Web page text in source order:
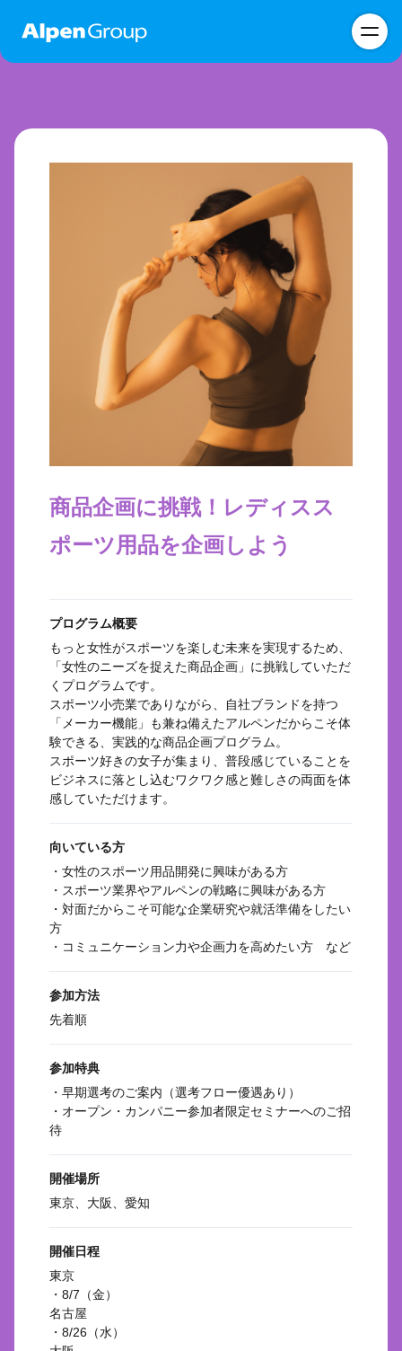
商品企画に挑戦！レディスス
ポーツ用品を企画しよう
プログラム概要
もっと女性がスポーツを楽しむ未来を実現するため、
「女性のニーズを捉えた商品企画」に挑戦していただ
くプログラムです。
スポーツ小売業でありながら、自社ブランドを持つ
「メーカー機能」も兼ね備えたアルペンだからこそ体
験できる、実践的な商品企画プログラム。
スポーツ好きの女子が集まり、普段感じていることを
ビジネスに落とし込むワクワク感と難しさの両面を体
感していただけます。
向いている方
・女性のスポーツ用品開発に興味がある方
・スポーツ業界やアルペンの戦略に興味がある方
・対面だからこそ可能な企業研究や就活準備をしたい
方
・コミュニケーション力や企画力を高めたい方 など
参加方法
先着順
参加特典
・早期選考のご案内（選考フロー優遇あり）
・オープン・カンパニー参加者限定セミナーへのご招
待
開催場所
東京、大阪、愛知
開催日程
東京
・8/7（金）
名古屋
・8/26（水）